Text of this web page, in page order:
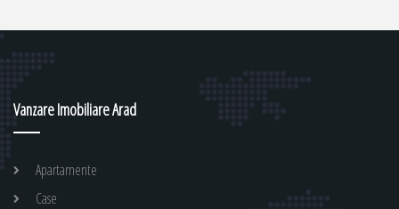
Vanzare Imobiliare Arad
Apartamente
Case